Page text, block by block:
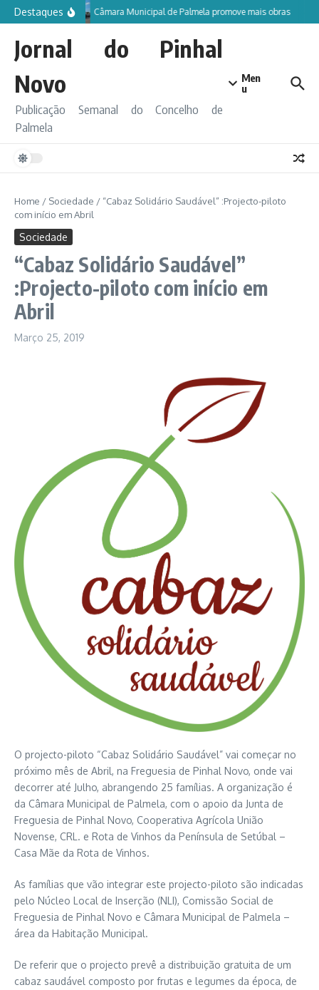
Ir para o conteúdo
Destaques Câmara Municipal de Palmela promove mais obras
Jornal do Pinhal
Novo
Publicação Semanal do Concelho de
Palmela
Men
u
Home / Sociedade / “Cabaz Solidário Saudável” :Projecto-piloto
com início em Abril
Sociedade
“Cabaz Solidário Saudável”
:Projecto-piloto com início em
Abril
Março 25, 2019
O projecto-piloto “Cabaz Solidário Saudável” vai começar no
próximo mês de Abril, na Freguesia de Pinhal Novo, onde vai
decorrer até Julho, abrangendo 25 famílias. A organização é
da Câmara Municipal de Palmela, com o apoio da Junta de
Freguesia de Pinhal Novo, Cooperativa Agrícola União
Novense, CRL. e Rota de Vinhos da Península de Setúbal –
Casa Mãe da Rota de Vinhos.
As famílias que vão integrar este projecto-piloto são indicadas
pelo Núcleo Local de Inserção (NLI), Comissão Social de
Freguesia de Pinhal Novo e Câmara Municipal de Palmela –
área da Habitação Municipal.
De referir que o projecto prevê a distribuição gratuita de um
cabaz saudável composto por frutas e legumes da época, de